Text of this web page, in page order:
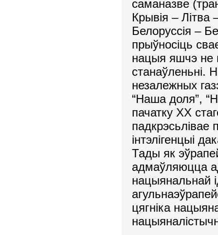
саманазве
Крывія –
Белоруссія –
прыўносіць
нацыя яшчэ не
станаўленьні.
незалежных
“Наша доля”,
пачатку ХХ
інтэлігенцыі
Тады як
адмаўляюцца
нацыянальнай
цягніка